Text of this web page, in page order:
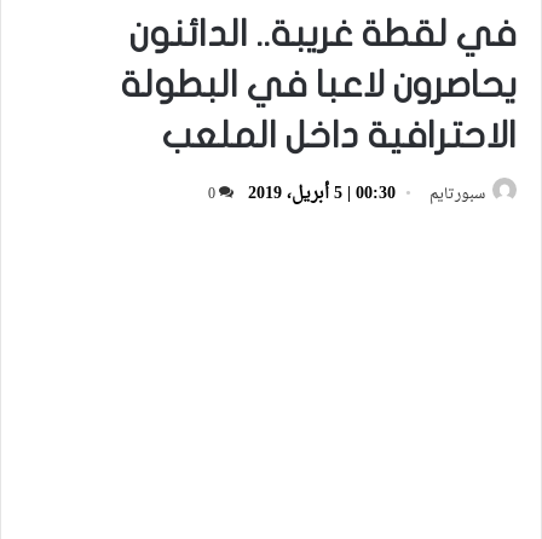
في لقطة غريبة.. الدائنون
يحاصرون لاعبا في البطولة
الاحترافية داخل الملعب
سبورتايم 00:30 | 5 أبريل، 2019 0